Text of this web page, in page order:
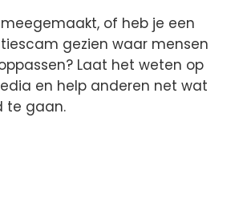
of heb je een
gezien waar mensen
Laat het weten op
en help anderen net wat
te gaan.